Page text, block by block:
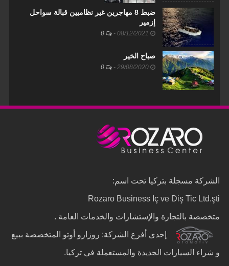
ضبط 8 مهاجرين غير نظاميين قبالة سواحل
إزمير
-
صباح الخير
-
الشركة مسجلة بتركيا تحت اسم:
Rozaro Business Iç ve Diş Tic Ltd.şti
متخصصة بالتجارة والإستشارات والخدمات العامة .
إحدى أفرع الشركة: روزارو أوتو المتخصصة ببيع
و شراء السيارات الجديدة والمستعملة في تركيا.